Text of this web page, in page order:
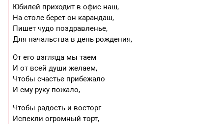
Юбилей приходит в офис наш,
На столе берет он карандаш,
Пишет чудо поздравленье,
Для начальства в день рождения,
От его взгляда мы таем
И от всей души желаем,
Чтобы счастье прибежало
И ему руку пожало,
Чтобы радость и восторг
Испекли огромный торт,